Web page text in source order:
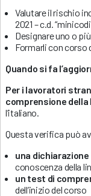
Valutare il rischio
2021 – c.d.
Designare uno o
Formarli con corso
Quando si fa
Per i lavoratori
comprensione
l’italiano.
Questa verifica può
una
conoscenza della
un test di
dell’inizio del corso